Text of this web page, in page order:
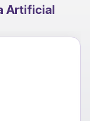
Artificial